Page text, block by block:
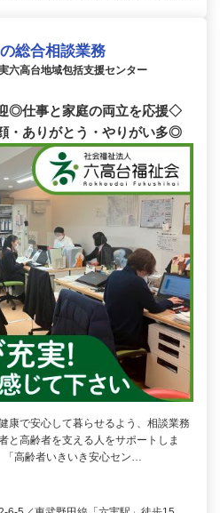
総合相談業務
六高台地域包括支援センター
◎仕事と家庭の両立を応援◇
・ありがとう・やりがい多◎
康で安心して暮らせるよう、相談業務
と高齢者を支える人をサポートしま
「高齢者いきいき安心セン…